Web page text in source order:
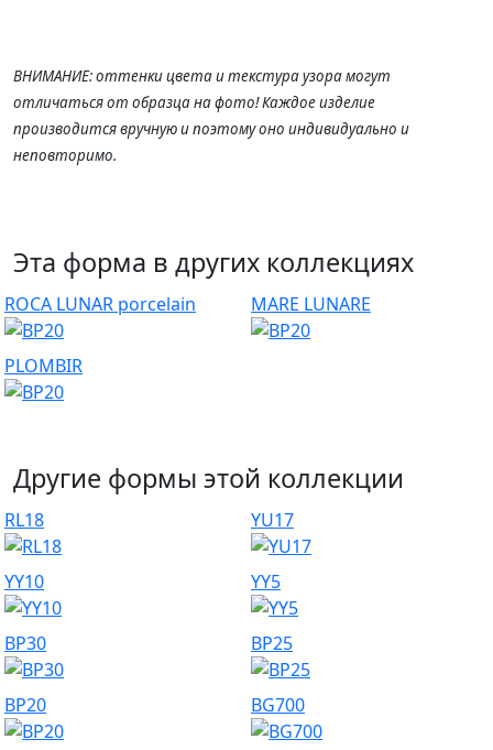
ВНИМАНИЕ: оттенки цвета и текстура узора могут
отличаться от образца на фото! Каждое изделие
производится вручную и поэтому оно индивидуально и
неповторимо.
Эта форма в других коллекциях
ROCA LUNAR porcelain MARE LUNARE
PLOMBIR
Другие формы этой коллекции
RL18 YU17
YY10 YY5
BP30 BP25
BP20 BG700